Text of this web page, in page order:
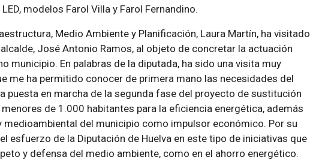
modelos Farol Villa y Farol Fernandino.
Medio Ambiente y Planificación, Laura Martín, ha visitado
José Antonio Ramos, al objeto de concretar la actuación
municipio. En palabras de la diputada, ha sido una visita muy
me ha permitido conocer de primera mano las necesidades del
puesta en marcha de la segunda fase del proyecto de sustitución
de 1.000 habitantes para la eficiencia energética, además
del municipio como impulsor económico. Por su
esfuerzo de la Diputación de Huelva en este tipo de iniciativas que
y defensa del medio ambiente, como en el ahorro energético.